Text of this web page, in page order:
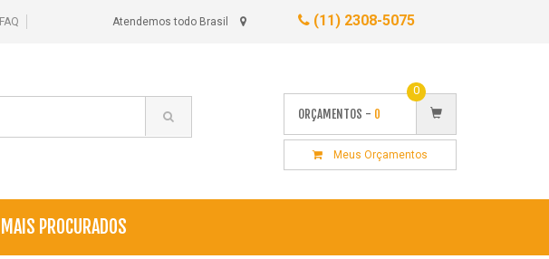
FAQ Atendemos todo Brasil (11) 2308-5075
ORÇAMENTOS - 0
0
Meus Orçamentos
MAIS PROCURADOS